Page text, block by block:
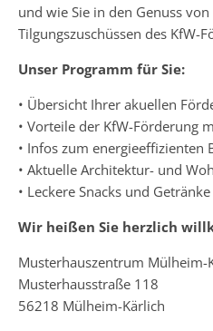
und wie Sie in den Genuss
Tilgungszuschüssen des KfW-
Unser Programm für Sie:
• Übersicht Ihrer akuellen
• Vorteile der KfW-Förderung
• Infos zum energieeffizienten
• Aktuelle Architektur- und
• Leckere Snacks und Getränke
Wir heißen Sie herzlich
Musterhauszentrum Mülheim-
Musterhausstraße 118
56218 Mülheim-Kärlich